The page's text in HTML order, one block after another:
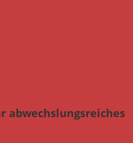
abwechslungsreiches